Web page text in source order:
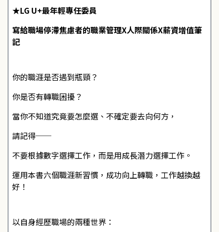
★LG U+最年輕專任委員
寫給職場停滯焦慮者的職業管理X人際關係X薪資增值筆
記
你的職涯是否遇到瓶頸？
你是否有轉職困擾？
當你不知道究竟要怎麼選、不確定要去向何方，
請記得──
不要根據數字選擇工作，而是用成長潛力選擇工作。
運用本書六個職涯新習慣，成功向上轉職，工作越換越
好！
以自身經歷職場的兩種世界：